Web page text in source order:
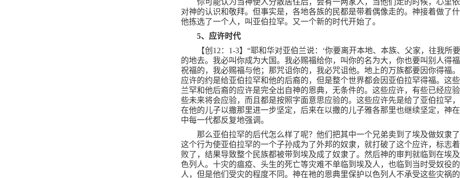
你可能认为当神使人分散居住后，会有一两家人，当他们走的时候，心里
对神的认识和敬拜。但事实是，各地各族的民都是带着偶像走的。神接着做了什
他拣选了一个人，叫亚伯拉罕。又一个新的时代开始了。
5、应许时代
【创 12 ： 1-3】“耶和华对亚伯兰说：‘你要离开本地、本族、父家，往我所
的地去。我必叫你成为大国。我必赐福给你，叫你的名为大，你也要叫别人得
祝福的，我必赐福与他；那咒诅你的，我必咒诅他。地上的万族都要因你得福。
应许的约是给亚伯拉罕和他的后裔的，但是整个世界都会因亚伯拉罕得福。这
兰罕和他后裔的应许是完全出自神的恩典，无条件的。这些应许，有些已经应
些未来将会应验，而且都是按照字面意思应验的。这些应许先是给了亚伯拉罕
在他的儿子以撒那里进一步坚定，后来在以撒的儿子雅各那里也继续坚定，神
中每一代都反复地强调。
那么亚伯拉罕的后代怎么样了呢？他们把其中一个兄弟卖到了埃及做奴隶了
这个行为使亚伯拉罕的一个子孙成为了外邦的奴隶，就打破了这个应许，标志
败了，结果导致整个民族都被带到埃及成了奴隶了。然后神的审判就临到在埃
色列人。十灾的瘟疫、头生的死亡等灾难不单临到埃及人，也临到当时受奴役的
人，但是他们受灾的程度不同。神在祂的恩典里保护以色列人不承受这些灾祸